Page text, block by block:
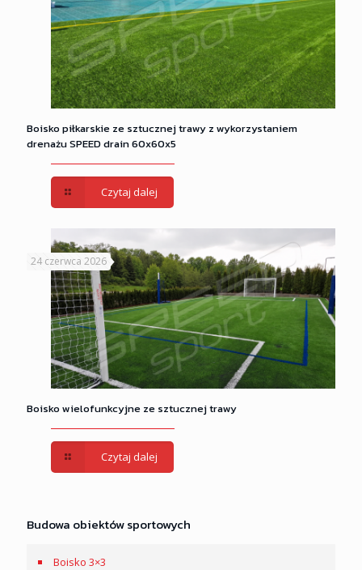
Boisko piłkarskie ze sztucznej trawy z wykorzystaniem
drenażu SPEED drain 60x60x5
Czytaj dalej
24 czerwca 2026
Boisko wielofunkcyjne ze sztucznej trawy
Czytaj dalej
Budowa obiektów sportowych
Boisko 3×3